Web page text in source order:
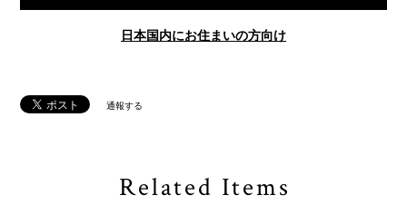
日本国内にお住まいの方向け
通報する
Related Items